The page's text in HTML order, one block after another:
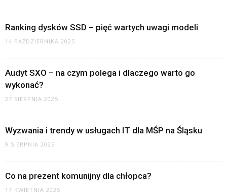
Ranking dysków SSD – pięć wartych uwagi modeli
14 PAŹDZIERNIKA 2025
Audyt SXO – na czym polega i dlaczego warto go
wykonać?
27 SIERPNIA 2025
Wyzwania i trendy w usługach IT dla MŚP na Śląsku
9 SIERPNIA 2025
Co na prezent komunijny dla chłopca?
17 KWIETNIA 2025